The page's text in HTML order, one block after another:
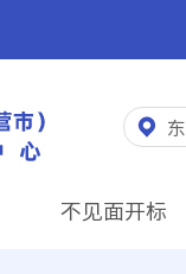
不见面开标